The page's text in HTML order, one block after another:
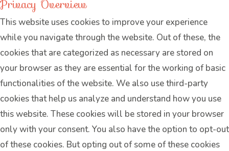
Privacy Overview
This website uses cookies to improve your experience
while you navigate through the website. Out of these, the
cookies that are categorized as necessary are stored on
your browser as they are essential for the working of basic
functionalities of the website. We also use third-party
cookies that help us analyze and understand how you use
this website. These cookies will be stored in your browser
only with your consent. You also have the option to opt-out
of these cookies. But opting out of some of these cookies